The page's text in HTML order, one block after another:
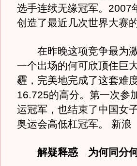
选手连续无缘冠军。2007
创造了最近几次世界大赛
在昨晚这项竞争最为激
一个出场的何可欣顶住巨
霾，完美地完成了这套难
16.725的高分。第一次参
运冠军，也结束了中国女
奥运会高低杠冠军。 新浪
解疑释惑 为何同分